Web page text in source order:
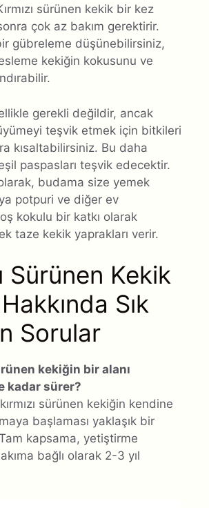
sürünen kekik bir kez
çok az bakım gerektirir.
gübreleme düşünebilirsiniz,
kekiğin kokusunu ve
gerekli değildir, ancak
teşvik etmek için bitkileri
kısaltabilirsiniz. Bu daha
paspasları teşvik edecektir.
budama size yemek
potpuri ve diğer ev
kokulu bir katkı olarak
taze kekik yaprakları verir.
Sürünen Kekik
Sık
Sorular
kekiğin bir alanı
kadar sürer?
sürünen kekiğin kendine
başlaması yaklaşık bir
kapsama, yetiştirme
bağlı olarak 2-3 yıl